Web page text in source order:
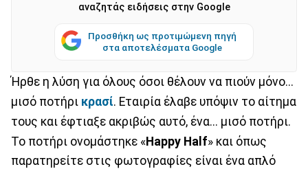
αναζητάς ειδήσεις στην Google
Προσθήκη ως προτιμώμενη πηγή
στα αποτελέσματα Google
Ήρθε η λύση για όλους όσοι θέλουν να πιούν μόνο...
μισό ποτήρι κρασί. Εταιρία έλαβε υπόψιν το αίτημα
τους και έφτιαξε ακριβώς αυτό, ένα... μισό ποτήρι.
Το ποτήρι ονομάστηκε «Happy Half» και όπως
παρατηρείτε στις φωτογραφίες είναι ένα απλό